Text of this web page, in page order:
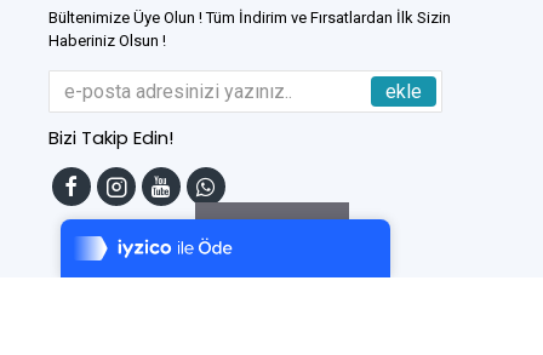
Tek Tıkla Ödeme Kolaylığı
7/24 Canlı Destek
%100 Sorunsuz Alışveriş
Bültenimize Üye Olun ! Tüm İndirim ve Fırsatlardan İlk Sizin
Haberiniz Olsun !
ekle
Bizi Takip Edin!
Filtreleme